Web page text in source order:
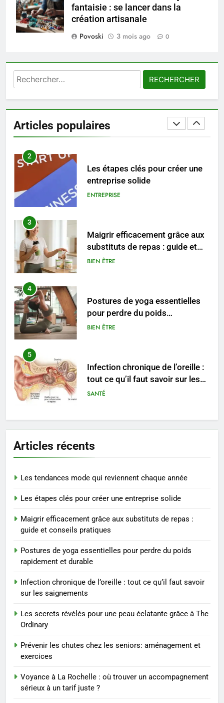
fantaisie : se lancer dans la
création artisanale
Povoski
3 mois ago 0
Rechercher :
Articles populaires
8
Voyance à La Rochelle : où
BIEN ÊTRE
1
Les tendances mode qui
MODE
2
Les étapes clés pour créer une
entreprise solide
ENTREPRISE
3
Maigrir efficacement grâce aux
substituts de repas : guide et
conseils pratiques
BIEN ÊTRE
4
Postures de yoga essentielles
pour perdre du poids
rapidement et durable
BIEN ÊTRE
5
Infection chronique de l’oreille :
tout ce qu’il faut savoir sur les
saignements
SANTÉ
6
Les secrets révélés pour une
peau éclatante grâce à The
Ordinary
SANTÉ
Prévenir les chutes chez les
exercices
BIEN ÊTRE
8
Voyance à La Rochelle : où
trouver un accompagnement
sérieux à un tarif juste ?
BIEN ÊTRE
1
reviennent chaque année
2
Articles récents
Les tendances mode qui reviennent chaque année
Les étapes clés pour créer une entreprise solide
Maigrir efficacement grâce aux substituts de repas :
guide et conseils pratiques
Postures de yoga essentielles pour perdre du poids
rapidement et durable
Infection chronique de l’oreille : tout ce qu’il faut savoir
sur les saignements
Les secrets révélés pour une peau éclatante grâce à The
Ordinary
Prévenir les chutes chez les seniors: aménagement et
exercices
Voyance à La Rochelle : où trouver un accompagnement
sérieux à un tarif juste ?